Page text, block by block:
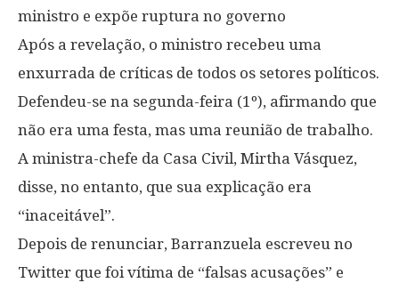
ministro e expõe ruptura no governo
Após a revelação, o ministro recebeu uma
enxurrada de críticas de todos os setores políticos.
Defendeu-se na segunda-feira (1º), afirmando que
não era uma festa, mas uma reunião de trabalho.
A ministra-chefe da Casa Civil, Mirtha Vásquez,
disse, no entanto, que sua explicação era
“inaceitável”.
Depois de renunciar, Barranzuela escreveu no
Twitter que foi vítima de “falsas acusações” e